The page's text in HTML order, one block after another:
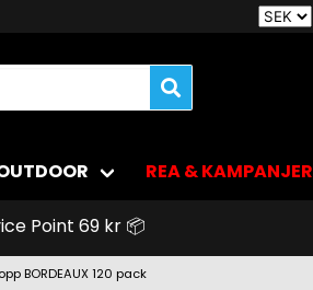
REA & KAMPANJER
Point 69 kr 📦
BORDEAUX 120 pack